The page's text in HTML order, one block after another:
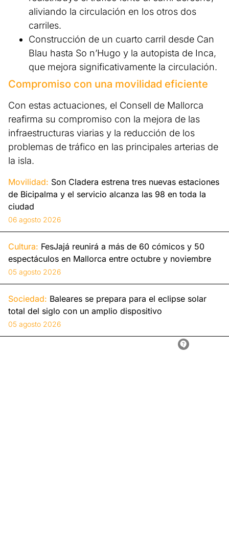
aliviando la circulación en los otros dos
carriles.
Construcción de un cuarto carril desde Can
Blau hasta So n’Hugo y la autopista de Inca,
que mejora significativamente la circulación.
Compromiso con una movilidad eficiente
Con estas actuaciones, el Consell de Mallorca
reafirma su compromiso con la mejora de las
infraestructuras viarias y la reducción de los
problemas de tráfico en las principales arterias de
la isla.
Movilidad: Son Cladera estrena tres nuevas estaciones
de Bicipalma y el servicio alcanza las 98 en toda la
ciudad
06 agosto 2026
Cultura: FesJajá reunirá a más de 60 cómicos y 50
espectáculos en Mallorca entre octubre y noviembre
05 agosto 2026
Sociedad: Baleares se prepara para el eclipse solar
total del siglo con un amplio dispositivo
05 agosto 2026